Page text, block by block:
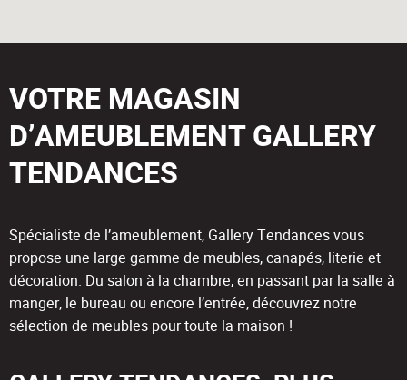
VOTRE MAGASIN
D’AMEUBLEMENT GALLERY
TENDANCES
Spécialiste de l’ameublement, Gallery Tendances vous
propose une large gamme de meubles, canapés, literie et
décoration. Du salon à la chambre, en passant par la salle à
manger, le bureau ou encore l’entrée, découvrez notre
sélection de meubles pour toute la maison !